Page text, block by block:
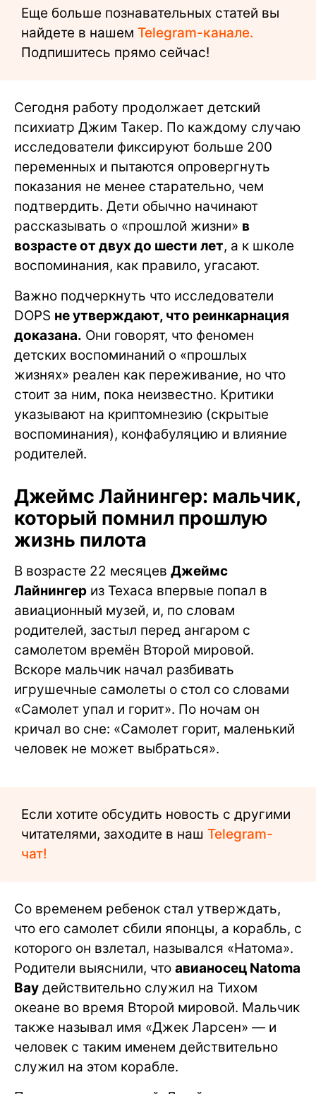
Еще больше познавательных статей вы
найдете в нашем Telegram-канале.
Подпишитесь прямо сейчас!
Сегодня работу продолжает детский
психиатр Джим Такер. По каждому случаю
исследователи фиксируют больше 200
переменных и пытаются опровергнуть
показания не менее старательно, чем
подтвердить. Дети обычно начинают
рассказывать о «прошлой жизни» в
возрасте от двух до шести лет, а к школе
воспоминания, как правило, угасают.
Важно подчеркнуть что исследователи
DOPS не утверждают, что реинкарнация
доказана. Они говорят, что феномен
детских воспоминаний о «прошлых
жизнях» реален как переживание, но что
стоит за ним, пока неизвестно. Критики
указывают на криптомнезию (скрытые
воспоминания), конфабуляцию и влияние
родителей.
Джеймс Лайнингер: мальчик,
который помнил прошлую
жизнь пилота
В возрасте 22 месяцев Джеймс
Лайнингер из Техаса впервые попал в
авиационный музей, и, по словам
родителей, застыл перед ангаром с
самолетом времён Второй мировой.
Вскоре мальчик начал разбивать
игрушечные самолеты о стол со словами
«Самолет упал и горит». По ночам он
кричал во сне: «Самолет горит, маленький
человек не может выбраться».
Если хотите обсудить новость с другими
читателями, заходите в наш Telegram-
чат!
Со временем ребенок стал утверждать,
что его самолет сбили японцы, а корабль, с
которого он взлетал, назывался «Натома».
Родители выяснили, что авианосец Natoma
Bay действительно служил на Тихом
океане во время Второй мировой. Мальчик
также называл имя «Джек Ларсен» — и
человек с таким именем действительно
служил на этом корабле.